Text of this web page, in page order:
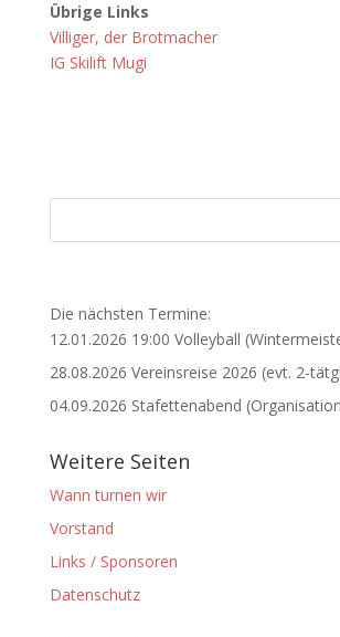
Übrige Links
Villiger, der Brotmacher
IG Skilift Mugi
Die nächsten Termine:
12.01.2026 19:00 Volleyball
28.08.2026 Vereinsreise 2026 (evt. 2-
04.09.2026 Stafettenabend
Weitere Seiten
Wann turnen wir
Vorstand
Links / Sponsoren
Datenschutz